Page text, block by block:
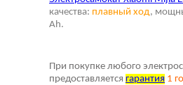
качества: плавный ход,
Ah.
При покупке любого
предоставляется гарантия 1